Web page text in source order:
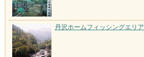
丹沢ホームフィッシングエリア